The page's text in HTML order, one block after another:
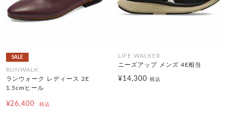
SALE
RUNWALK
ランウォーク レディース 2E
1.5cmヒール
¥26,400 税込
LIFE WALKER
ニーズアップ メンズ 4E相当
¥14,300 税込